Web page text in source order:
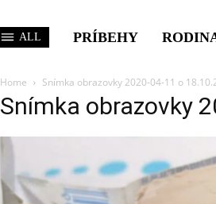
ALL PRÍBEHY
Home Snímka obrazovky 2020-04-11 o
Snímka obrazovky